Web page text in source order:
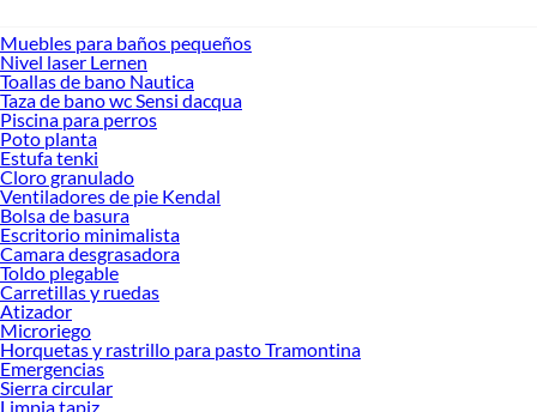
Muebles para baños pequeños
Nivel laser Lernen
Toallas de bano Nautica
Taza de bano wc Sensi dacqua
Piscina para perros
Poto planta
Estufa tenki
Cloro granulado
Ventiladores de pie Kendal
Bolsa de basura
Escritorio minimalista
Camara desgrasadora
Toldo plegable
Carretillas y ruedas
Atizador
Microriego
Horquetas y rastrillo para pasto Tramontina
Emergencias
Sierra circular
Limpia tapiz